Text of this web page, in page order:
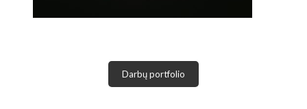
Darbų portfolio